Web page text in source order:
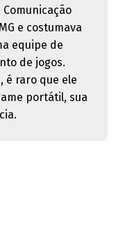
e costumava
equipe de
de jogos.
é raro que ele
portátil, sua